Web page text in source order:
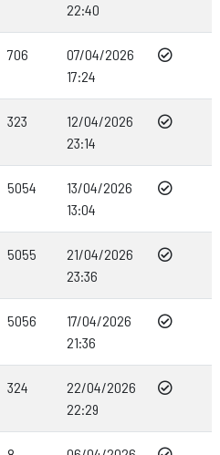
22:40
706
07/04/2026
17:24
323
12/04/2026
23:14
5054
13/04/2026
13:04
5055
21/04/2026
23:36
5056
17/04/2026
21:36
324
22/04/2026
22:29